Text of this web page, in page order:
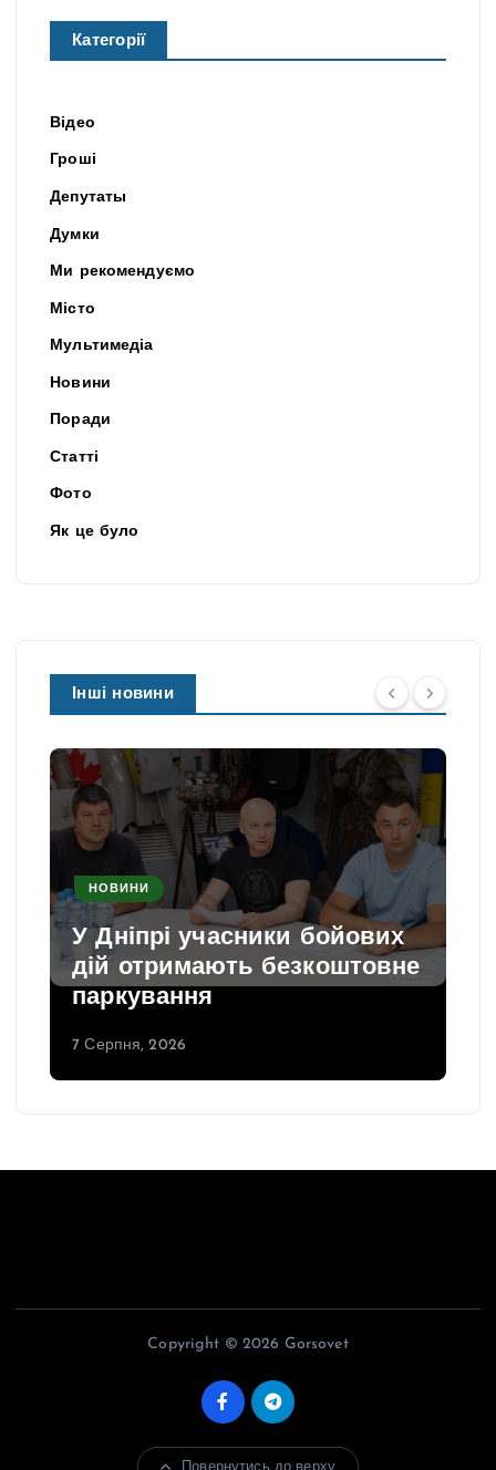
Категорії
Відео
Гроші
Депутаты
Думки
Ми рекомендуємо
Місто
Мультимедіа
Новини
Поради
Статті
Фото
Як це було
Інші новини
НОВИНИ
У Дніпрі учасники бойових
дій отримають безкоштовне
паркування
7 Серпня, 2026
Copyright © 2026 Gorsovet
Повернутись до верху